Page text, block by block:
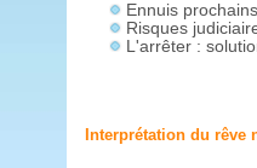
Ennuis
Risques
L'arrêter :
Interprétation du